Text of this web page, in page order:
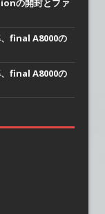
の開封とファ
final A8000の
final A8000の